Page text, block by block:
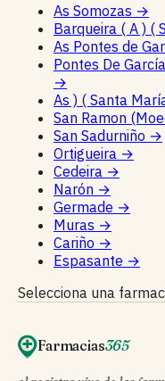
As Somozas →
Barqueira ( A ) (
As Pontes de
Pontes De
→
As ) ( Santa
San Ramon
San Sadurniño →
Ortigueira →
Cedeira →
Narón →
Germade →
Muras →
Cariño →
Espasante →
Selecciona una
Farmacias365